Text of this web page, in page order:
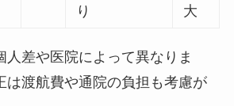
り
大
差や医院によって異なりま
は渡航費や通院の負担も考慮が